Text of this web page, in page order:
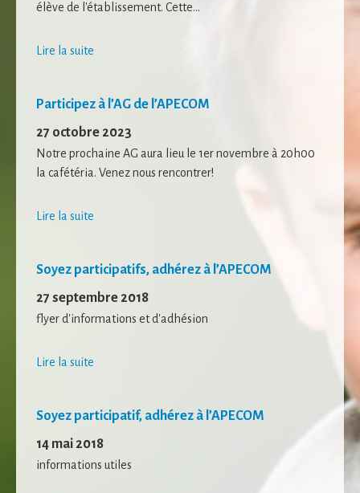
élève de l'établissement. Cette...
Lire la suite
Participez à l’AG de l’APECOM
27 octobre 2023
Notre prochaine AG aura lieu le 1er novembre à 20h00
la cafétéria. Venez nous rencontrer!
Lire la suite
Soyez participatifs, adhérez à l’APECOM
27 septembre 2018
flyer d'informations et d'adhésion
Lire la suite
Soyez participatif, adhérez à l’APECOM
14 mai 2018
informations utiles
Afin que nous
puissions
améliorer la
dont le site
aussi bien que